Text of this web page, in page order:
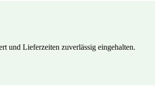
und Lieferzeiten zuverlässig eingehalten.